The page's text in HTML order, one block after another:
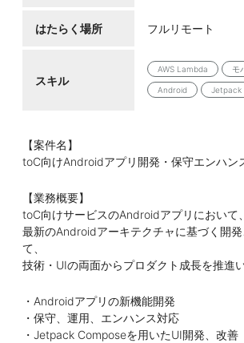
はたらく場所 フルリモート
スキル
AWS Lambda モ
Android Jetpack
【案件名】
toC向けAndroidアプリ開発・保守エンハン
【業務概要】
toC向けサービスのAndroidアプリにおいて
最新のAndroidアーキテクチャに基づく開
て、
技術・UIの両面からプロダクト成長を推進
・Androidアプリの新機能開発
・保守、運用、エンハンス対応
・Jetpack Composeを用いたUI開発、改善